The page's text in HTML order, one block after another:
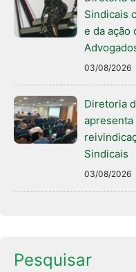
Sindicais
e da ação
03/08/2026
Diretoria
apresenta
Sindicais
03/08/2026
Pesquisar